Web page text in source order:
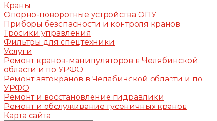
Краны
Опорно-поворотные устройства ОПУ
Приборы безопасности и контроля кранов
Тросики управления
Фильтры для спецтехники
Услуги
Ремонт кранов-манипуляторов в Челябинской
области и по УРФО
Ремонт автокранов в Челябинской области и по
УРФО
Ремонт и восстановление гидравлики
Ремонт и обслуживание гусеничных кранов
Карта сайта